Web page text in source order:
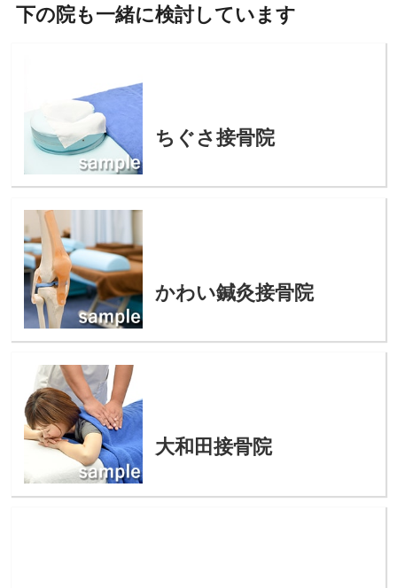
下の院も一緒に検討しています
ちぐさ接骨院
かわい鍼灸接骨院
大和田接骨院